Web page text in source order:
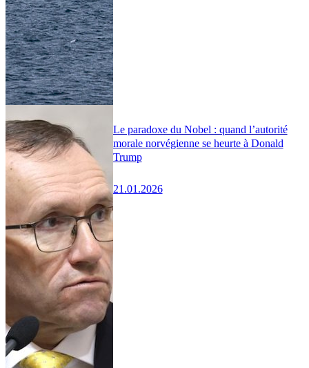
Le paradoxe du Nobel : quand l’autorité
morale norvégienne se heurte à Donald
Trump
21.01.2026